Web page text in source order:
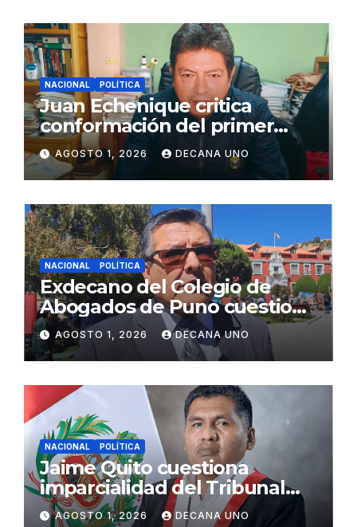
NACIONAL POLÍTICA
Juan Echenique critica
conformación del primer
gabinete ministerial de Keiko
Fujimori
AGOSTO 1, 2026 DECANA UNO
NACIONAL POLÍTICA
Exdecano del Colegio de
Abogados de Puno cuestiona
propuestas sobre seguridad
ciudadana
AGOSTO 1, 2026 DECANA UNO
NACIONAL POLÍTICA
Jaime Quito cuestiona
imparcialidad del Tribunal
Constitucional tras liberación
AGOSTO 1, 2026 DECANA UNO